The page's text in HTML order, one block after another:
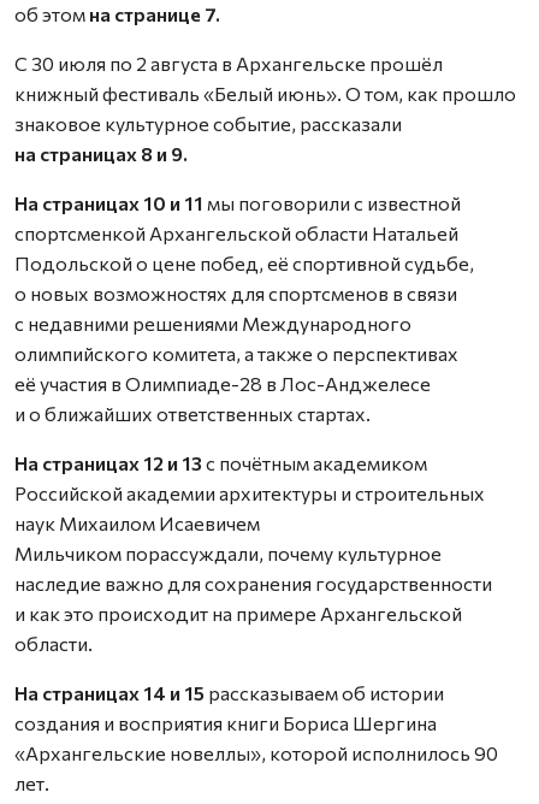
об этом на странице 7.
С 30 июля по 2 августа в Архангельске прошёл
книжный фестиваль «Белый июнь». О том, как прошло
знаковое культурное событие, рассказали
на страницах 8 и 9.
На страницах 10 и 11 мы поговорили с известной
спортсменкой Архангельской области Натальей
Подольской о цене побед, её спортивной судьбе,
о новых возможностях для спортсменов в связи
с недавними решениями Международного
олимпийского комитета, а также о перспективах
её участия в Олимпиаде-28 в Лос-Анджелесе
и о ближайших ответственных стартах.
На страницах 12 и 13 с почётным академиком
Российской академии архитектуры и строительных
наук Михаилом Исаевичем
Мильчиком порассуждали, почему культурное
наследие важно для сохранения государственности
и как это происходит на примере Архангельской
области.
На страницах 14 и 15 рассказываем об истории
создания и восприятия книги Бориса Шергина
«Архангельские новеллы», которой исполнилось 90
лет.